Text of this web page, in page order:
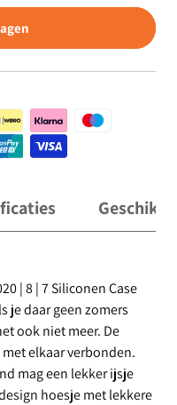
Geschikt
| 8 | 7 Siliconen Case
je daar geen zomers
ook niet meer. De
elkaar verbonden.
mag een lekker ijsje
hoesje met lekkere